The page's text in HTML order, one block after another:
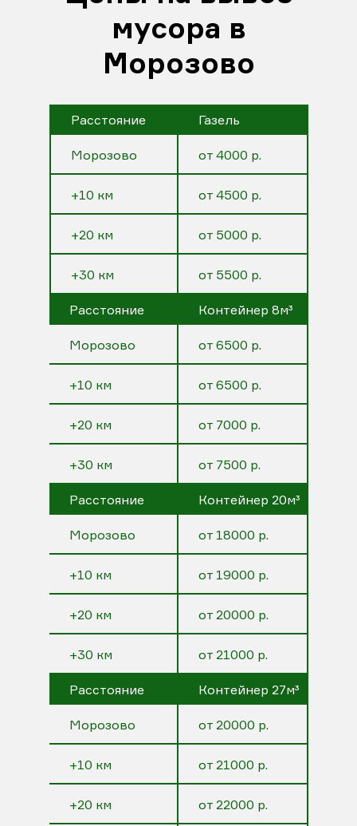
мусора в
Морозово
Расстояние
Морозово
+10 км
+20 км
+30 км
Газель
от 4000 р.
от 4500 р.
от 5000 р.
от 5500 р.
Расстояние
Морозово
+10 км
+20 км
+30 км
Контейнер 8м³
от 6500 р.
от 6500 р.
от 7000 р.
от 7500 р.
Расстояние
Морозово
+10 км
+20 км
+30 км
Контейнер 20м³
от 18000 р.
от 19000 р.
от 20000 р.
от 21000 р.
Расстояние
Морозово
+10 км
+20 км
Контейнер 27м³
от 20000 р.
от 21000 р.
от 22000 р.